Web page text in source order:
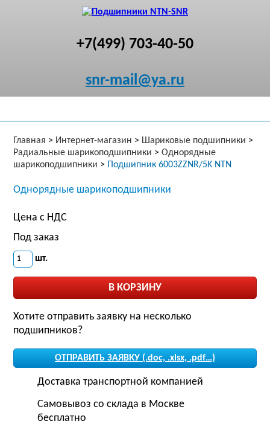
+7(499) 703-40-50
snr-mail@ya.ru
Главная > Интернет-магазин > Шариковые подшипники >
Радиальные шарикоподшипники > Однорядные
шарикоподшипники > Подшипник 6003ZZNR/5K NTN
Однорядные шарикоподшипники
Цена с НДС
Под заказ
шт.
Хотите отправить заявку на несколько
подшипников?
ОТПРАВИТЬ ЗАЯВКУ (.doc, .xlsx, .pdf…)
Доставка транспортной компанией
Самовывоз со склада в Москве
бесплатно